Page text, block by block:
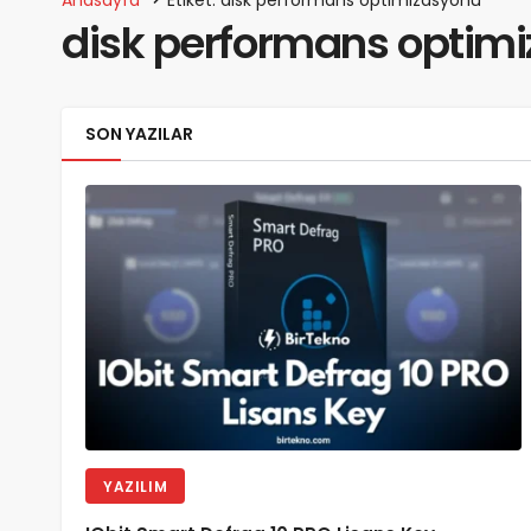
disk performans
SON YAZILAR
YAZILIM